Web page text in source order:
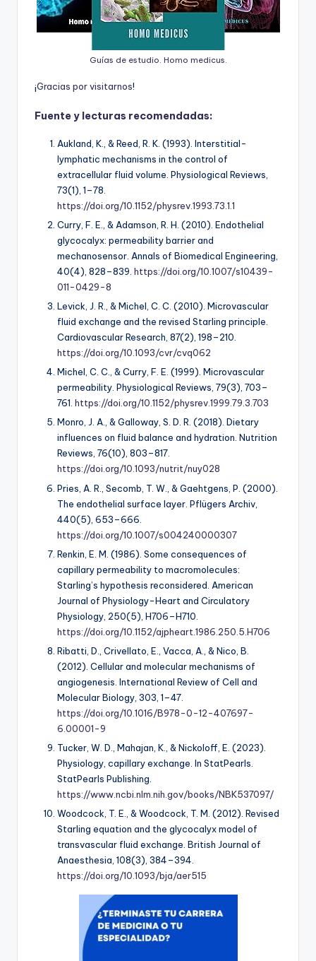
Guías de estudio. Homo medicus.
¡Gracias porvisitarnos!
Fuente y lecturas recomendadas:
Aukland, K., & Reed, R. K. (1993). Interstitial-
lymphatic mechanisms in the control of
extracellular fluid volume. Physiological Reviews,
73(1), 1–78.
https://doi.org/10.1152/physrev.1993.73.1.1
Curry, F. E., & Adamson, R. H. (2010). Endothelial
glycocalyx: permeability barrier and
mechanosensor. Annals of Biomedical Engineering,
40(4), 828–839. https://doi.org/10.1007/s10439-
011-0429-8
Levick, J. R., & Michel, C. C. (2010). Microvascular
fluid exchange and the revised Starling principle.
Cardiovascular Research, 87(2), 198–210.
https://doi.org/10.1093/cvr/cvq062
Michel, C. C., & Curry, F. E. (1999). Microvascular
permeability. Physiological Reviews, 79(3), 703–
761. https://doi.org/10.1152/physrev.1999.79.3.703
Monro, J. A., & Galloway, S. D. R. (2018). Dietary
influences on fluid balance and hydration. Nutrition
Reviews, 76(10), 803–817.
https://doi.org/10.1093/nutrit/nuy028
Pries, A. R., Secomb, T. W., & Gaehtgens, P. (2000).
The endothelial surface layer. Pflügers Archiv,
440(5), 653–666.
https://doi.org/10.1007/s004240000307
Renkin, E. M. (1986). Some consequences of
capillary permeability to macromolecules:
Starling’s hypothesis reconsidered. American
Journal of Physiology-Heart and Circulatory
Physiology, 250(5), H706–H710.
https://doi.org/10.1152/ajpheart.1986.250.5.H706
Ribatti, D., Crivellato, E., Vacca, A., & Nico, B.
(2012). Cellular and molecular mechanisms of
angiogenesis. International Review of Cell and
Molecular Biology, 303 , 1–47.
https://doi.org/10.1016/B978-0-12-407697-
6.00001-9
Tucker, W. D., Mahajan, K., & Nickoloff, E. (2023).
Physiology, capillary exchange. In StatPearls
StatPearls Publishing.
https://www.ncbi.nlm.nih.gov/books/NBK537097/
Woodcock, T. E., & Woodcock, T. M. (2012). Revised
Starling equation and the glycocalyx model of
transvascular fluid exchange. British Journal of
Anaesthesia, 108(3), 384–394.
https://doi.org/10.1093/bja/aer515